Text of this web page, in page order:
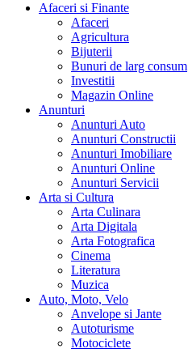
Afaceri si Finante
Afaceri
Agricultura
Bijuterii
Bunuri de larg consum
Investitii
Magazin Online
Anunturi
Anunturi Auto
Anunturi Constructii
Anunturi Imobiliare
Anunturi Online
Anunturi Servicii
Arta si Cultura
Arta Culinara
Arta Digitala
Arta Fotografica
Cinema
Literatura
Muzica
Auto, Moto, Velo
Anvelope si Jante
Autoturisme
Motociclete